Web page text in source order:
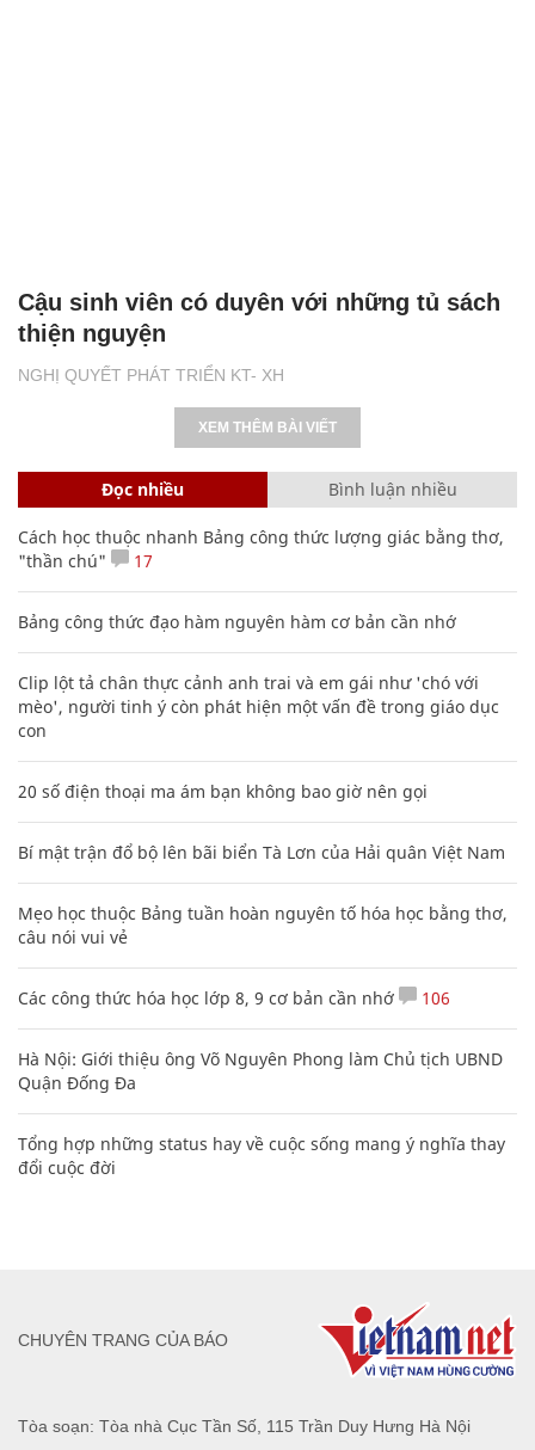
NGHỊ QUYẾT PHÁT TRIỂN KT- XH
Cậu sinh viên có duyên với những tủ sách
thiện nguyện
XEM THÊM BÀI VIẾT
Đọc nhiều Bình luận nhiều
Cách học thuộc nhanh Bảng công thức lượng giác bằng thơ,
"thần chú"
17
Bảng công thức đạo hàm nguyên hàm cơ bản cần nhớ
Clip lột tả chân thực cảnh anh trai và em gái như 'chó với
mèo', người tinh ý còn phát hiện một vấn đề trong giáo dục
con
20 số điện thoại ma ám bạn không bao giờ nên gọi
Bí mật trận đổ bộ lên bãi biển Tà Lơn của Hải quân Việt Nam
Mẹo học thuộc Bảng tuần hoàn nguyên tố hóa học bằng thơ,
câu nói vui vẻ
Các công thức hóa học lớp 8, 9 cơ bản cần nhớ 106
Hà Nội: Giới thiệu ông Võ Nguyên Phong làm Chủ tịch UBND
Quận Đống Đa
Tổng hợp những status hay về cuộc sống mang ý nghĩa thay
đổi cuộc đời
Tòa soạn: Tòa nhà Cục Tần Số, 115 Trần Duy Hưng Hà Nội
CHUYÊN TRANG CỦA BÁO